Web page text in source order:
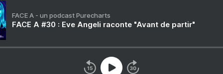
FACE A - un podcast Purecharts
FACE A #30 : Eve Angeli raconte "Avant de partir"